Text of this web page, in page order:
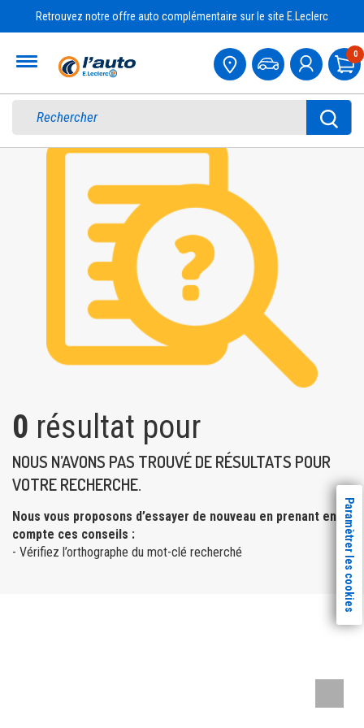
Retrouvez notre offre auto complémentaire sur le site E.Leclerc
0
0 résultat pour
NOUS N’AVONS PAS TROUVÉ DE RÉSULTATS POUR
VOTRE RECHERCHE.
Nous vous proposons d’essayer de nouveau en prenant en
compte ces conseils :
- Vérifiez l’orthographe du mot-clé recherché
Paramètrer les cookies